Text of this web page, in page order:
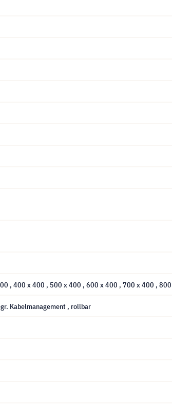
, 400 x 400 , 500 x 400 , 600 x 400 , 700 x 400 ,
Kabelmanagement , rollbar